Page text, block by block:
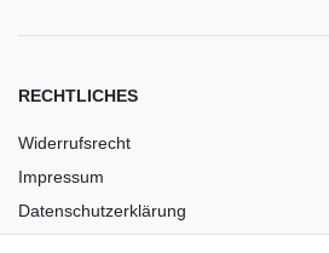
RECHTLICHES
Widerrufsrecht
Impressum
Datenschutzerklärung